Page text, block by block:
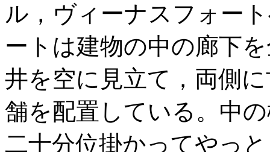
ル，ヴィーナスフォー
ートは建物の中の廊下
井を空に見立て，両側
舗を配置している。中
二十分位掛かってやっ